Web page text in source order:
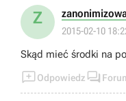
Z
2015-02-10
Skąd mieć środki na
Odpowiedz 